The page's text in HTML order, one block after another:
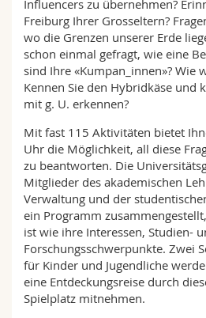
Influencers zu übernehmen?
Freiburg Ihrer Grosseltern?
wo die Grenzen unserer Erde
schon einmal gefragt, wie eine
sind Ihre «Kumpan_innen»? Wie
Kennen Sie den Hybridkäse und
mit g. U. erkennen?
Mit fast 115 Aktivitäten bietet
Uhr die Möglichkeit, all diese
zu beantworten. Die
Mitglieder des akademischen
Verwaltung und der
ein Programm
ist wie ihre Interessen, Studien-
Forschungsschwerpunkte. Zwei
für Kinder und Jugendliche
eine Entdeckungsreise durch
Spielplatz mitnehmen.